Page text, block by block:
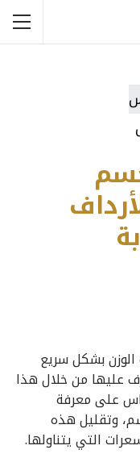
بشكل سريع
عليها من خلال هذا
على معرفة
وتقليل هذه